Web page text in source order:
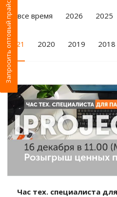
За все время 2026 2025
2021 2020 2019 2018
Час тех. специалиста
Запросить оптовый прайс